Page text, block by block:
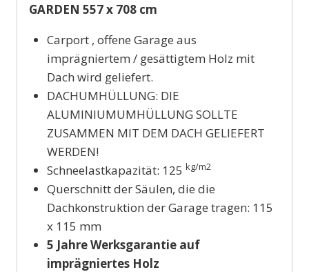
GARDEN 557 x 708 cm
Carport , offene Garage aus
imprägniertem / gesättigtem Holz mit
Dach wird geliefert.
DACHUMHÜLLUNG: DIE
ALUMINIUMUMHÜLLUNG SOLLTE
ZUSAMMEN MIT DEM DACH GELIEFERT
WERDEN!
Schneelastkapazität: 125 kg/m2
Querschnitt der Säulen, die die
Dachkonstruktion der Garage tragen: 115
x 115 mm
5 Jahre Werksgarantie auf
imprägniertes Holz